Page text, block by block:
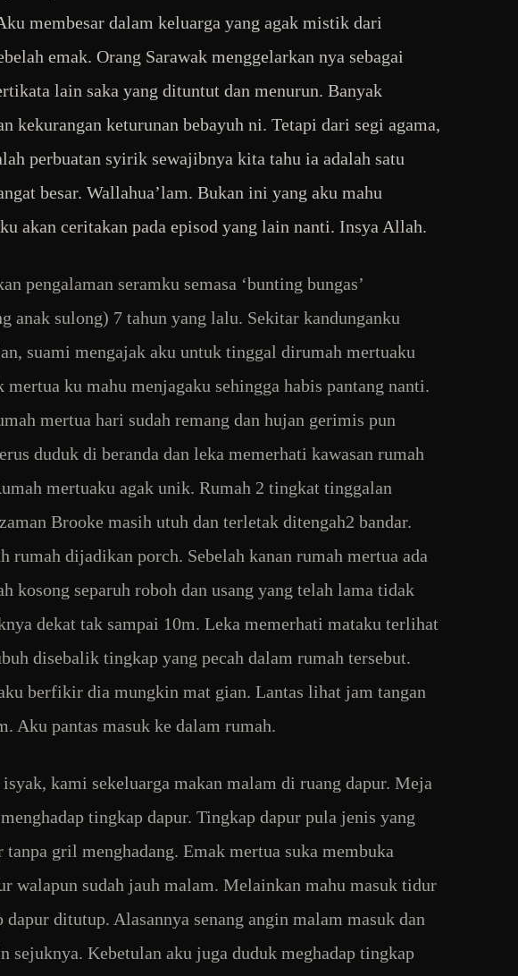
membesar dalam keluarga yang agak mistik dari
emak. Orang Sarawak menggelarkan nya sebagai
lain saka yang dituntut dan menurun. Banyak
kekurangan keturunan bebayuh ni. Tetapi dari segi agama,
perbuatan syirik sewajibnya kita tahu ia adalah satu
besar. Wallahua’lam. Bukan ini yang aku mahu
akan ceritakan pada episod yang lain nanti. Insya Allah.
pengalaman seramku semasa ‘bunting bungas’
anak sulong) 7 tahun yang lalu. Sekitar kandunganku
suami mengajak aku untuk tinggal dirumah mertuaku
mertua ku mahu menjagaku sehingga habis pantang nanti.
mertua hari sudah remang dan hujan gerimis pun
duduk di beranda dan leka memerhati kawasan rumah
mertuaku agak unik. Rumah 2 tingkat tinggalan
Brooke masih utuh dan terletak ditengah2 bandar.
rumah dijadikan porch. Sebelah kanan rumah mertua ada
kosong separuh roboh dan usang yang telah lama tidak
dekat tak sampai 10m. Leka memerhati mataku terlihat
disebalik tingkap yang pecah dalam rumah tersebut.
berfikir dia mungkin mat gian. Lantas lihat jam tangan
Aku pantas masuk ke dalam rumah.
isyak, kami sekeluarga makan malam di ruang dapur. Meja
tingkap dapur. Tingkap dapur pula jenis yang
gril menghadang. Emak mertua suka membuka
walapun sudah jauh malam. Melainkan mahu masuk tidur
dapur ditutup. Alasannya senang angin malam masuk dan
sejuknya. Kebetulan aku juga duduk meghadap tingkap